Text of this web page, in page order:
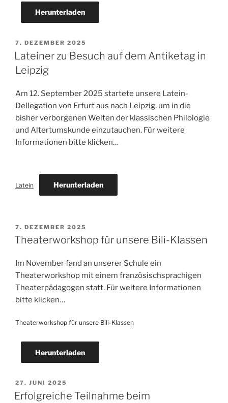
Herunterladen
VERÖFFENTLICHT
AM
7. DEZEMBER 2025
Lateiner zu Besuch auf dem Antiketag in
Leipzig
Am 12. September 2025 startete unsere Latein-
Dellegation von Erfurt aus nach Leipzig, um in die
bisher verborgenen Welten der klassischen Philologie
und Altertumskunde einzutauchen. Für weitere
Informationen bitte klicken…
Latein Herunterladen
VERÖFFENTLICHT
AM
7. DEZEMBER 2025
Theaterworkshop für unsere Bili-Klassen
Im November fand an unserer Schule ein
Theaterworkshop mit einem französischsprachigen
Theaterpädagogen statt. Für weitere Informationen
bitte klicken…
Theaterworkshop für unsere Bili-Klassen
Herunterladen
VERÖFFENTLICHT
AM
27. JUNI 2025
Erfolgreiche Teilnahme beim